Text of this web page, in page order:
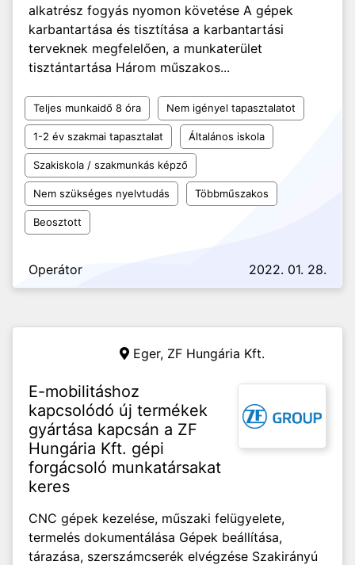
alkatrész fogyás nyomon követése A gépek
karbantartása és tisztítása a karbantartási
terveknek megfelelően, a munkaterület
tisztántartása Három műszakos...
Teljes munkaidő 8 óra Nem igényel tapasztalatot
1-2 év szakmai tapasztalat Általános iskola
Szakiskola / szakmunkás képző
Nem szükséges nyelvtudás Többműszakos
Beosztott
Operátor 2022. 01. 28.
Eger, ZF Hungária Kft.
E-mobilitáshoz
kapcsolódó új termékek
gyártása kapcsán a ZF
Hungária Kft. gépi
forgácsoló munkatársakat
keres
CNC gépek kezelése, műszaki felügyelete,
termelés dokumentálása Gépek beállítása,
tárazása, szerszámcserék elvégzése Szakirányú